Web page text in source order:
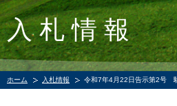
入札情報
ホーム 入札情報 令和7年4月22日告示第2号